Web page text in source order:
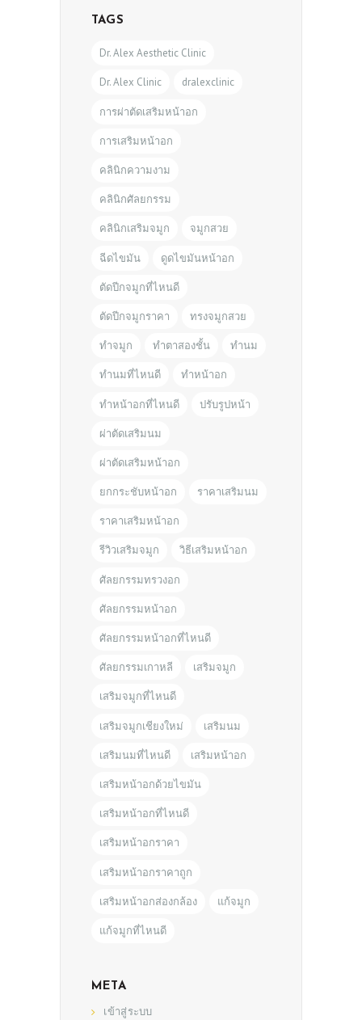
TAGS
Dr. Alex Aesthetic Clinic
Dr. Alex Clinic dralexclinic
การผ่าตัดเสริมหน้าอก
การเสริมหน้าอก
คลินิกความงาม
คลินิกศัลยกรรม
คลินิกเสริมจมูก จมูกสวย
ฉีดไขมัน ดูดไขมันหน้าอก
ตัดปีกจมูกที่ไหนดี
ตัดปีกจมูกราคา ทรงจมูกสวย
ทำจมูก ทำตาสองชั้น ทำนม
ทำนมที่ไหนดี ทำหน้าอก
ทำหน้าอกที่ไหนดี ปรับรูปหน้า
ผ่าตัดเสริมนม
ผ่าตัดเสริมหน้าอก
ยกกระชับหน้าอก ราคาเสริมนม
ราคาเสริมหน้าอก
รีวิวเสริมจมูก วิธีเสริมหน้าอก
ศัลยกรรมทรวงอก
ศัลยกรรมหน้าอก
ศัลยกรรมหน้าอกที่ไหนดี
ศัลยกรรมเกาหลี เสริมจมูก
เสริมจมูกที่ไหนดี
เสริมจมูกเชียงใหม่ เสริมนม
เสริมนมที่ไหนดี เสริมหน้าอก
เสริมหน้าอกด้วยไขมัน
เสริมหน้าอกที่ไหนดี
เสริมหน้าอกราคา
เสริมหน้าอกราคาถูก
เสริมหน้าอกส่องกล้อง แก้จมูก
แก้จมูกที่ไหนดี
META
เข้าสู่ระบบ